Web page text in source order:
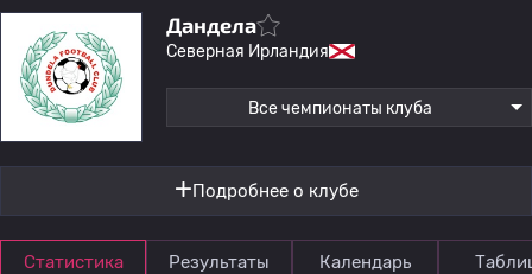
Дандела
Северная Ирландия
Все чемпионаты клуба
Подробнее о клубе
Статистика Результаты Календарь